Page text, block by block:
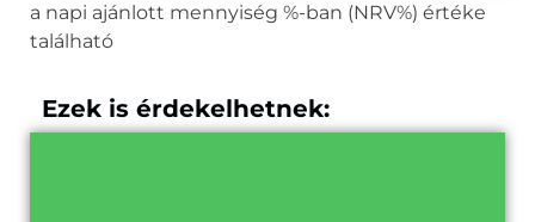
a napi ajánlott mennyiség %-ban (NRV%) értéke
található
Ezek is érdekelhetnek: